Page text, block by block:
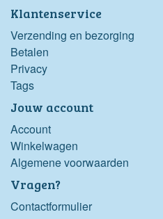
Klantenservice
Verzending en bezorging
Betalen
Privacy
Tags
Jouw account
Account
Winkelwagen
Algemene voorwaarden
Vragen?
Contactformulier